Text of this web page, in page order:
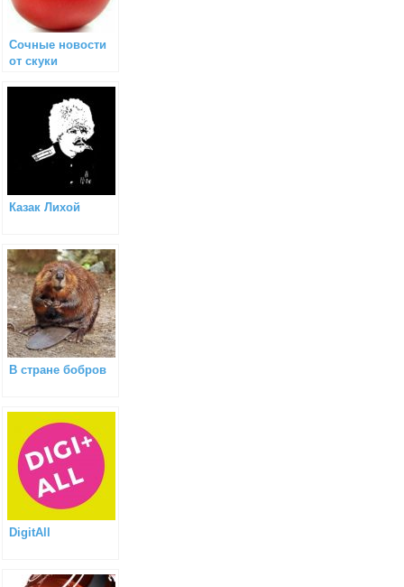
Сочные новости
от скуки
Казак Лихой
В стране бобров
DigitAll